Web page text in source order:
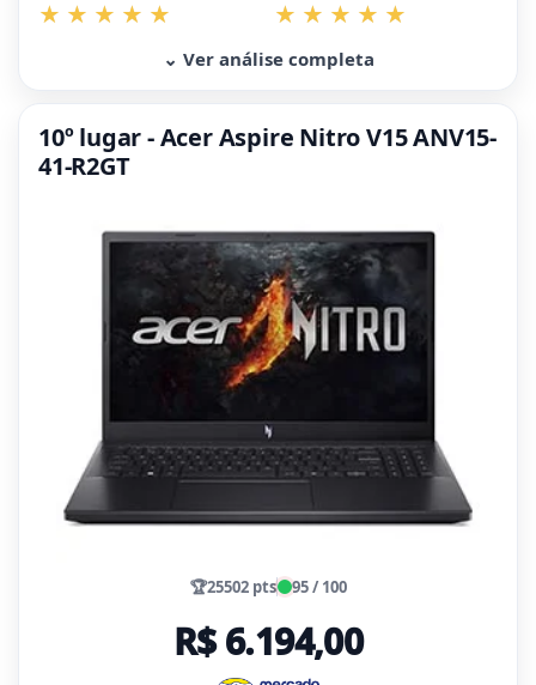
⌄ Ver análise completa
10º lugar - Acer Aspire Nitro V15 ANV15-
41-R2GT
🏆25502 pts 95 / 100
R$ 6.194,00